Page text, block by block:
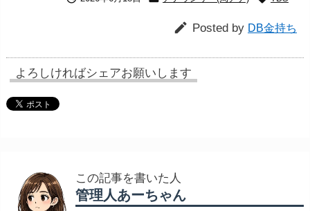
 Posted by DB金持ち
よろしければシェアお願いします
この記事を書いた人
管理人あーちゃん